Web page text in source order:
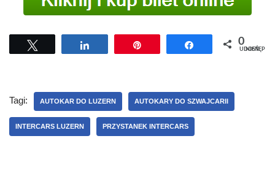
Udostępnij Udostępnij
0
UDOSTĘPNIEŃ
Tagi: AUTOKAR DO LUZERN AUTOKARY DO SZWAJCARII
INTERCARS LUZERN PRZYSTANEK INTERCARS